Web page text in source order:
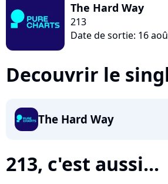
The Hard Way
213
Date de sortie: 16
Decouvrir le
The Hard Way
213, c'est aussi...